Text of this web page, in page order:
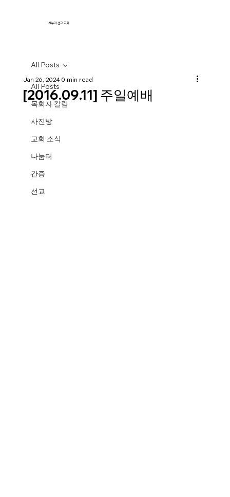
새누리 선교 교회
All Posts
목회자 칼럼
사진방
교회 소식
나눔터
간증
선교
All Posts
[2016.09.11] 주일예배
Jan 26, 20240 min read